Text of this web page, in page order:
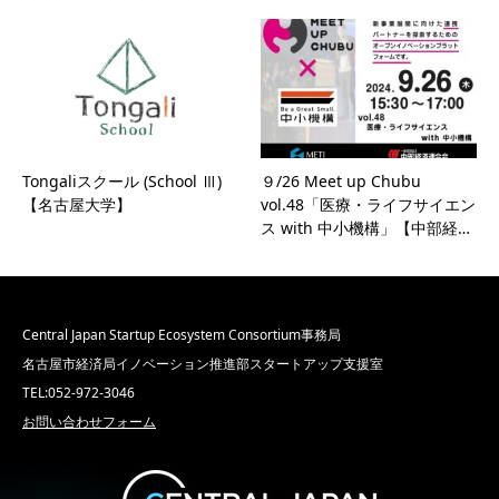
Tongaliスクール (School Ⅲ)
【名古屋大学】
９/26 Meet up Chubu
vol.48「医療・ライフサイエン
ス with 中小機構」【中部経…
Central Japan Startup Ecosystem Consortium事務局
名古屋市経済局イノベーション推進部スタートアップ支援室
TEL:052-972-3046
お問い合わせフォーム